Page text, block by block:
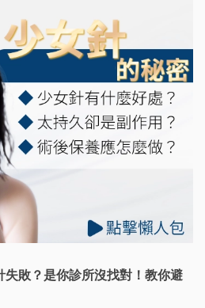
失敗？是你診所沒找對！教你避